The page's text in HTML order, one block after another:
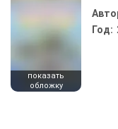
показать
обложку
Год: